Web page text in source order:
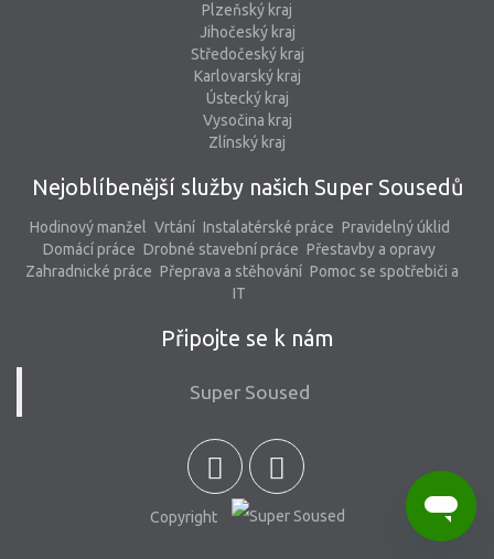
Plzeňský kraj
Jihočeský kraj
Středočeský kraj
Karlovarský kraj
Ústecký kraj
Vysočina kraj
Zlínský kraj
Nejoblíbenější služby našich Super Sousedů
Hodinový manžel Vrtání Instalatérské práce Pravidelný úklid
Domácí práce Drobné stavební práce Přestavby a opravy
Zahradnické práce Přeprava a stěhování Pomoc se spotřebiči a
IT
Připojte se k nám
Super Soused
Copyright